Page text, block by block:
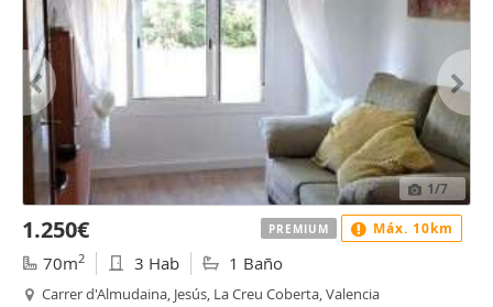
1/7
1.250€
70m2 3 Hab 1 Baño
Carrer d'Almudaina, Jesús, La Creu Coberta, Valencia
PREMIUM Máx. 10km